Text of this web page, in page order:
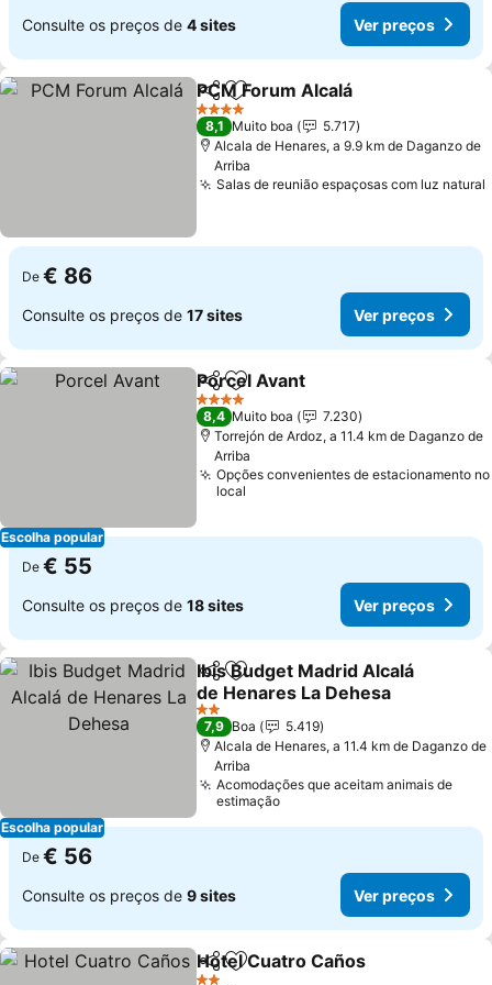
Consulte os preços de 4 sites Ver preços
PartilharAdicionar aos favoritos
PCM Forum Alcalá
4 Estrelas
8,1 Muito boa
5.717
Alcala de Henares, a 9.9 km de Daganzo de
Arriba
Salas de reunião espaçosas com luz natural
De € 86
Consulte os preços de 17 sites Ver preços
Escolha popular
PartilharAdicionar aos favoritos
Porcel Avant
4 Estrelas
8,4 Muito boa
7.230
Torrejón de Ardoz, a 11.4 km de Daganzo de
Arriba
Opções convenientes de estacionamento no
local
De € 55
Consulte os preços de 18 sites Ver preços
Escolha popular
PartilharAdicionar aos favoritos
Ibis Budget Madrid Alcalá
de Henares La Dehesa
Ver preços
2 Estrelas
7,9 Boa
5.419
Alcala de Henares, a 11.4 km de Daganzo de
Arriba
Acomodações que aceitam animais de
estimação
De € 56
Consulte os preços de 9 sites Ver preços
PartilharAdicionar aos favoritos
Hotel Cuatro Caños